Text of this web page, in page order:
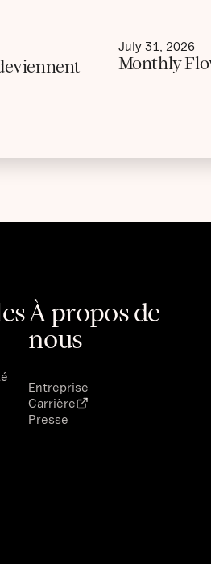
July 31, 2026
Monthly
À propos de
nous
Entreprise
Carrière
Presse